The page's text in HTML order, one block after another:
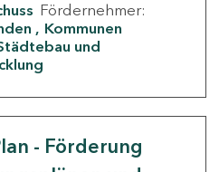
Fördernehmer:
Kommunen
und
- Förderung